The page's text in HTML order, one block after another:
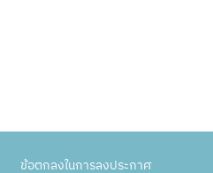
ข้อตกลงในการลงประกาศ